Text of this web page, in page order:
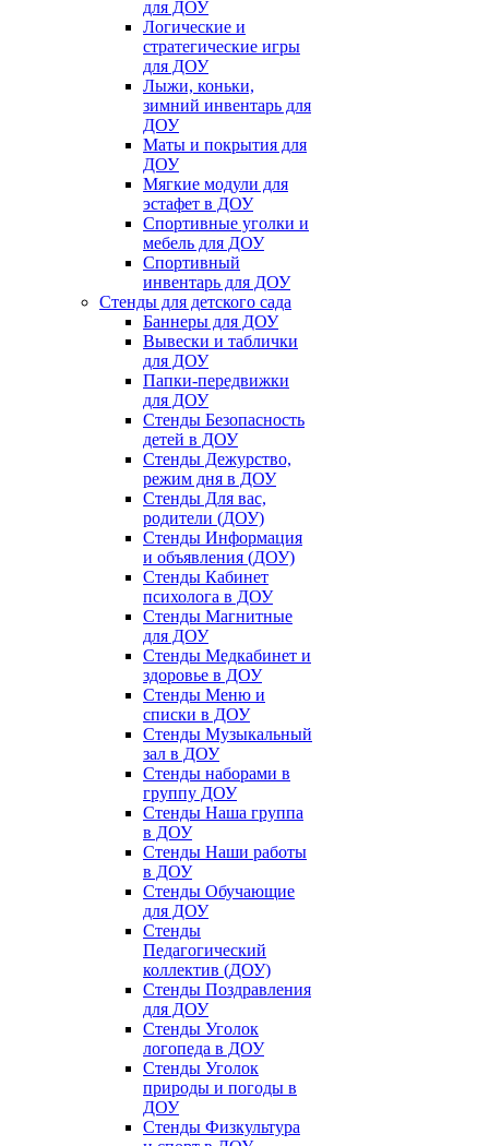
для ДОУ
Логические и
стратегические игры
для ДОУ
Лыжи, коньки,
зимний инвентарь для
ДОУ
Маты и покрытия для
ДОУ
Мягкие модули для
эстафет в ДОУ
Спортивные уголки и
мебель для ДОУ
Спортивный
инвентарь для ДОУ
Стенды для детского сада
Баннеры для ДОУ
Вывески и таблички
для ДОУ
Папки-передвижки
для ДОУ
Стенды Безопасность
детей в ДОУ
Стенды Дежурство,
режим дня в ДОУ
Стенды Для вас,
родители (ДОУ)
Стенды Информация
и объявления (ДОУ)
Стенды Кабинет
психолога в ДОУ
Стенды Магнитные
для ДОУ
Стенды Медкабинет и
здоровье в ДОУ
Стенды Меню и
списки в ДОУ
Стенды Музыкальный
зал в ДОУ
Стенды наборами в
группу ДОУ
Стенды Наша группа
в ДОУ
Стенды Наши работы
в ДОУ
Стенды Обучающие
для ДОУ
Стенды
Педагогический
коллектив (ДОУ)
Стенды Поздравления
для ДОУ
Стенды Уголок
логопеда в ДОУ
Стенды Уголок
природы и погоды в
ДОУ
Стенды Физкультура